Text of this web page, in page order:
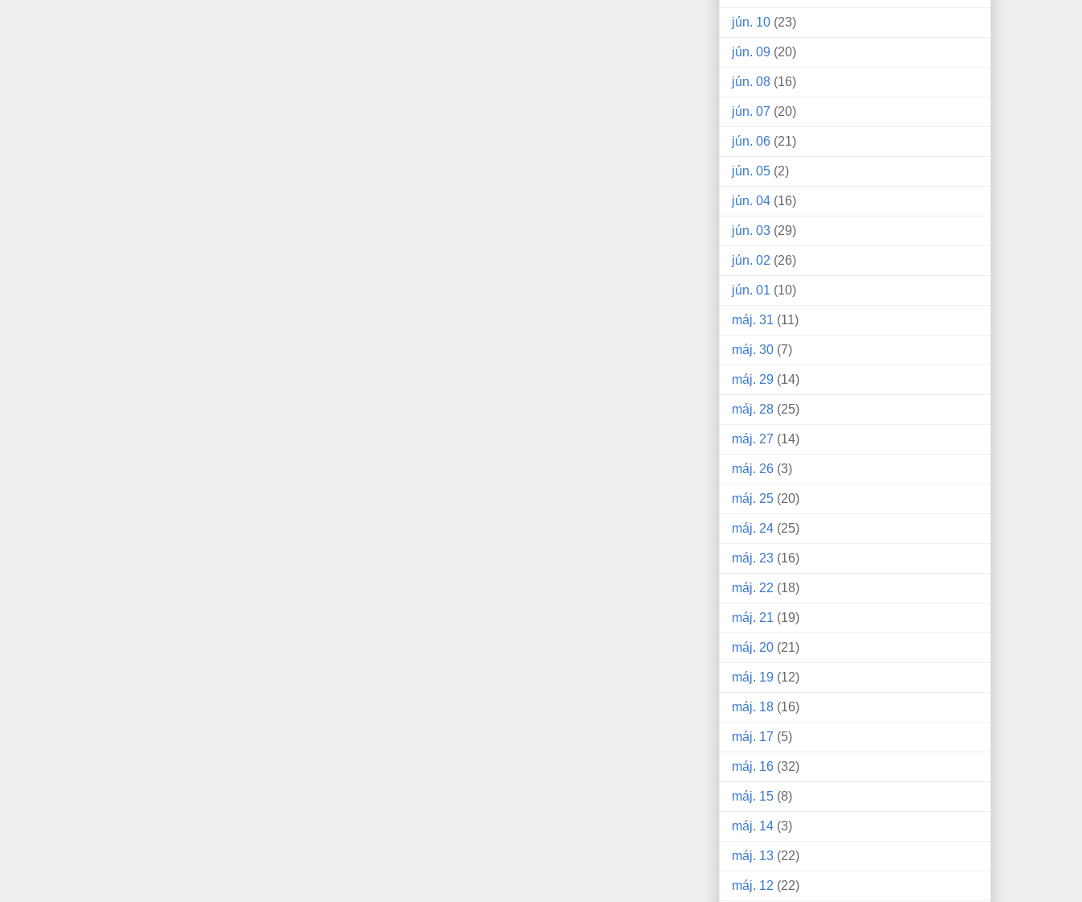
jún. 10 (23)
jún. 09 (20)
jún. 08 (16)
jún. 07 (20)
jún. 06 (21)
jún. 05 (2)
jún. 04 (16)
jún. 03 (29)
jún. 02 (26)
jún. 01 (10)
máj. 31 (11)
máj. 30 (7)
máj. 29 (14)
máj. 28 (25)
máj. 27 (14)
máj. 26 (3)
máj. 25 (20)
máj. 24 (25)
máj. 23 (16)
máj. 22 (18)
máj. 21 (19)
máj. 20 (21)
máj. 19 (12)
máj. 18 (16)
máj. 17 (5)
máj. 16 (32)
máj. 15 (8)
máj. 14 (3)
máj. 13 (22)
máj. 12 (22)